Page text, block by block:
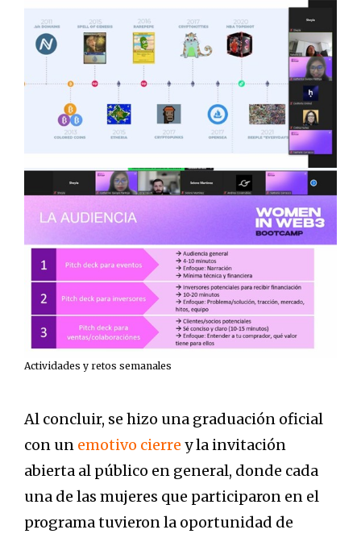
Actividades y retos semanales
Al concluir, se hizo una graduación oficial
con un emotivo cierre y la invitación
abierta al público en general, donde cada
una de las mujeres que participaron en el
programa tuvieron la oportunidad de